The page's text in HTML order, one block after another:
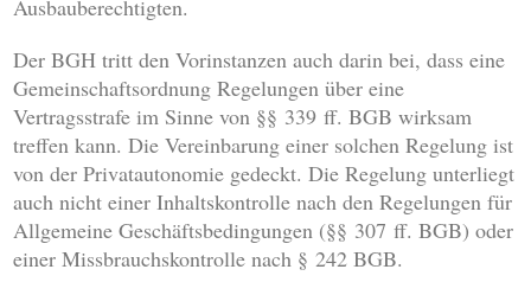
Ausbauberechtigten.
Der BGH tritt den Vorinstanzen auch darin bei, dass eine
Gemeinschaftsordnung Regelungen über eine
Vertragsstrafe im Sinne von §§ 339 ff. BGB wirksam
treffen kann. Die Vereinbarung einer solchen Regelung ist
von der Privatautonomie gedeckt. Die Regelung unterliegt
auch nicht einer Inhaltskontrolle nach den Regelungen für
Allgemeine Geschäftsbedingungen (§§ 307 ff. BGB) oder
einer Missbrauchskontrolle nach § 242 BGB.